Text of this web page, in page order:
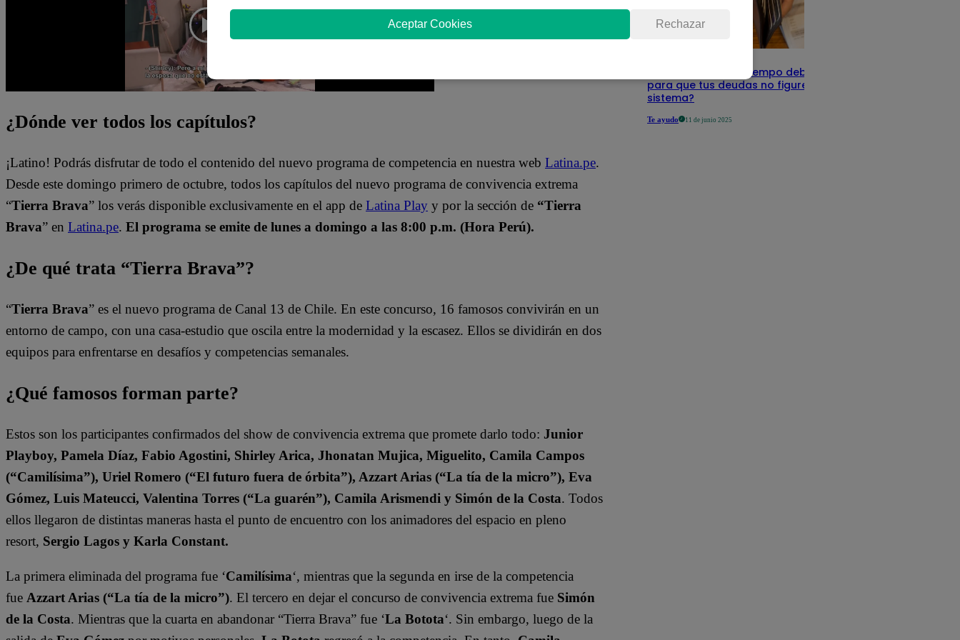
¿Dónde ver todos los capítulos?
¡Latino! Podrás disfrutar de todo el contenido del nuevo programa de competencia en nuestra web Latina.pe.
Desde este domingo primero de octubre, todos los capítulos del nuevo programa de convivencia extrema
“Tierra Brava” los verás disponible exclusivamente en el app de Latina Play y por la sección de “Tierra
Brava” en Latina.pe. El programa se emite de lunes a domingo a las 8:00 p.m. (Hora Perú).
¿De qué trata “Tierra Brava”?
“Tierra Brava” es el nuevo programa de Canal 13 de Chile. En este concurso, 16 famosos convivirán en un
entorno de campo, con una casa-estudio que oscila entre la modernidad y la escasez. Ellos se dividirán en dos
equipos para enfrentarse en desafíos y competencias semanales.
¿Qué famosos forman parte?
Estos son los participantes confirmados del show de convivencia extrema que promete darlo todo: Junior
Playboy, Pamela Díaz, Fabio Agostini, Shirley Arica, Jhonatan Mujica, Miguelito, Camila Campos
(“Camilísima”), Uriel Romero (“El futuro fuera de órbita”), Azzart Arias (“La tía de la micro”), Eva
Gómez, Luis Mateucci, Valentina Torres (“La guarén”), Camila Arismendi y Simón de la Costa. Todos
ellos llegaron de distintas maneras hasta el punto de encuentro con los animadores del espacio en pleno
resort, Sergio Lagos y Karla Constant.
La primera eliminada del programa fue ‘Camilísima‘, mientras que la segunda en irse de la competencia
fue Azzart Arias (“La tía de la micro”). El tercero en dejar el concurso de convivencia extrema fue Simón
de la Costa. Mientras que la cuarta en abandonar “Tierra Brava” fue ‘La Botota‘. Sin embargo, luego de la
Infocorp: ¿Cuánto tiempo debe pasar
para que tus deudas no figuren en su
sistema?
Te ayudo 11 de junio 2025
Aceptar Cookies Rechazar